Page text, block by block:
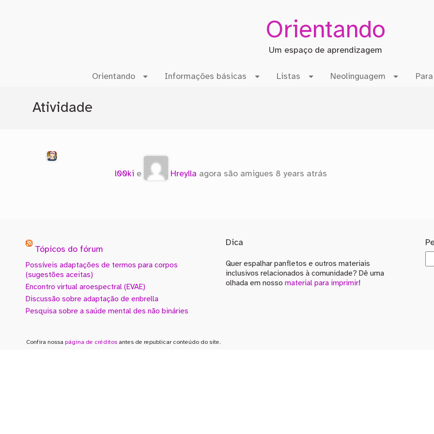
Orientando
Um espaço de aprendizagem
Orientando Informações básicas Listas Neolinguagem
Atividade
l00ki e Hreylla agora são amigues 8 years atrás
Tópicos do fórum
Possíveis adaptações de termos para corpos
(sugestões aceitas)
Encontro virtual aroespectral (EVAE)
Discussão sobre adaptação de enbrella
Pesquisa sobre a saúde mental des não bináries
Dica
Quer espalhar panfletos e outros materiais
inclusivos relacionados à comunidade? Dê uma
olhada em nosso material para imprimir!
Confira nossa página de créditosantes de republicar conteúdo do site.